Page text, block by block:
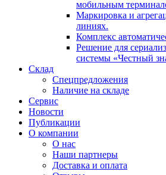
мобильным
Маркировка и
линиях.
Комплекс
Решение для
системы «Честный
Склад
Спецпредложения
Наличие на складе
Сервис
Новости
Публикации
О компании
О нас
Наши партнеры
Доставка и оплата